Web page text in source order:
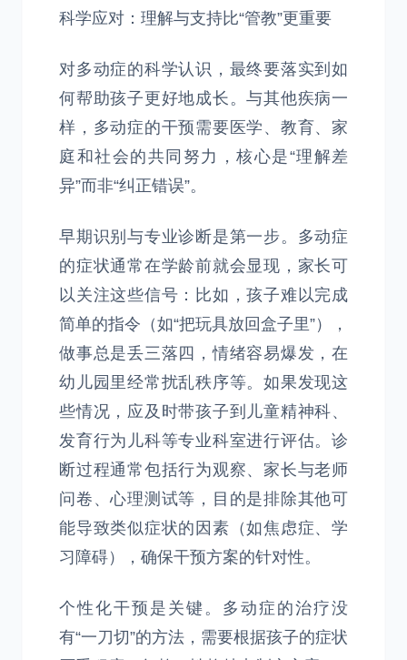
科学应对：理解与支持比“管教”更重要
对多动症的科学认识，最终要落实到如
何帮助孩子更好地成长。与其他疾病一
样，多动症的干预需要医学、教育、家
庭和社会的共同努力，核心是“理解差
异”而非“纠正错误”。
早期识别与专业诊断是第一步。多动症
的症状通常在学龄前就会显现，家长可
以关注这些信号：比如，孩子难以完成
简单的指令（如“把玩具放回盒子里”），
做事总是丢三落四，情绪容易爆发，在
幼儿园里经常扰乱秩序等。如果发现这
些情况，应及时带孩子到儿童精神科、
发育行为儿科等专业科室进行评估。诊
断过程通常包括行为观察、家长与老师
问卷、心理测试等，目的是排除其他可
能导致类似症状的因素（如焦虑症、学
习障碍），确保干预方案的针对性。
个性化干预是关键。多动症的治疗没
有“一刀切”的方法，需要根据孩子的症状